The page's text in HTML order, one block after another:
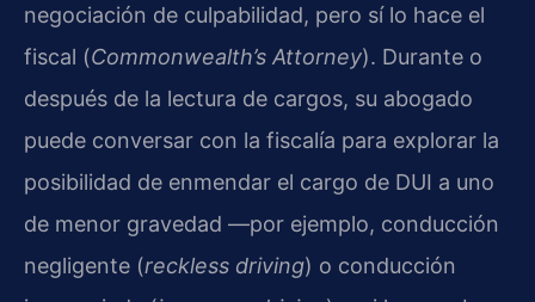
negociación de culpabilidad, pero sí lo hace el
fiscal (Commonwealth’s Attorney). Durante o
después de la lectura de cargos, su abogado
puede conversar con la fiscalía para explorar la
posibilidad de enmendar el cargo de DUI a uno
de menor gravedad —por ejemplo, conducción
negligente (reckless driving) o conducción